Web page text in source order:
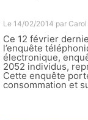
Le 14/02/2014 par Carol
Ce 12 février
l’enquête
électronique,
2052 individus,
Cette enquête
consommation et